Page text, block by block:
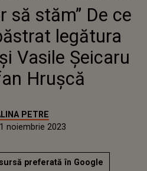
NU AU MAI PĂSTRAT
DUCU BERTZI ȘI
ȘEICARU CU ȘTEFAN
să stăm” De ce
legătura
Vasile Șeicaru
Hrușcă
PETRE
noiembrie 2023
preferată în Google